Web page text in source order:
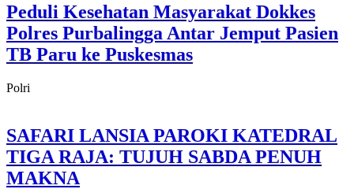
Peduli Kesehatan Masyarakat Dokkes
Polres Purbalingga Antar Jemput Pasien
TB Paru ke Puskesmas
Polri
SAFARI LANSIA PAROKI KATEDRAL
TIGA RAJA: TUJUH SABDA PENUH
MAKNA